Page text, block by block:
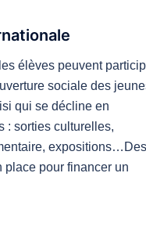
élèves peuvent
sociale des
qui se décline en
: sorties culturelles,
expositions…Des
place pour financer un